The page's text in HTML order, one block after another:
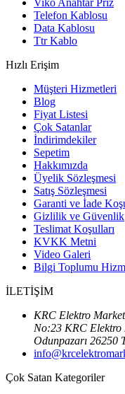
Telefon Kablosu
Data Kablosu
Ttr Kablo
Hızlı Erişim
Müşteri Hizmetleri
Blog
Fiyat Listesi
Çok Satanlar
İndirimdekiler
Sepetim
Hakkımızda
Üyelik Sözleşmesi
Satış Sözleşmesi
Garanti ve İade
Gizlilik ve Güvenlik
Teslimat Koşulları
KVKK Metni
Video Galeri
Bilgi Toplumu
İLETİŞİM
KRC Elektro
No:23 KRC Elektro
Odunpazarı 26250
Çok Satan Kategoriler